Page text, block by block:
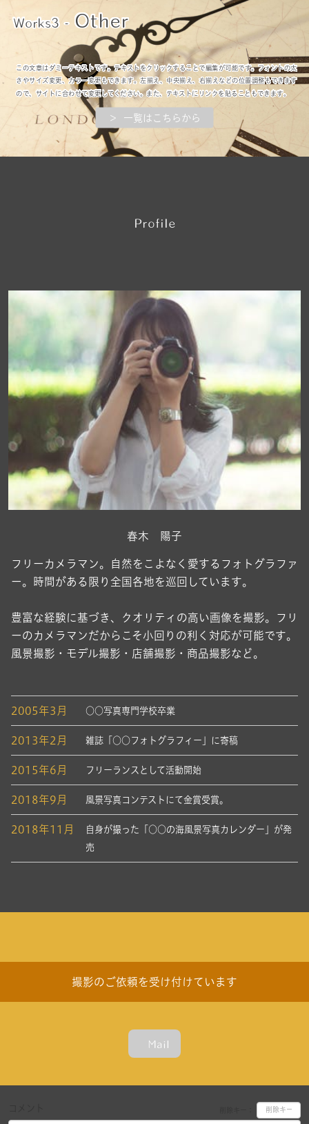
Works3 - Other
この文章はダミーテキストです。テキストをクリックすることで編集が可能です。フォントの太
さやサイズ変更、カラー変更もできます。左揃え、中央揃え、右揃えなどの位置調整もできます
ので、サイトに合わせて変更してください。また、テキストにリンクを貼ることもできます。
＞ 一覧はこちらから
Profile
春木 陽子
フリーカメラマン。自然をこよなく愛するフォトグラファ
ー。時間がある限り全国各地を巡回しています。
豊富な経験に基づき、クオリティの高い画像を撮影。フリ
ーのカメラマンだからこそ小回りの利く対応が可能です。
風景撮影・モデル撮影・店舗撮影・商品撮影など。
2005年3月 ○○写真専門学校卒業
2013年2月 雑誌「○○フォトグラフィー」に寄稿
2015年6月 フリーランスとして活動開始
2018年9月 風景写真コンテストにて金賞受賞。
2018年11月
自身が撮った「○○の海風景写真カレンダー」が発
売
撮影のご依頼を受け付けています
Mail